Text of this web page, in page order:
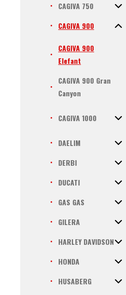
CAGIVA 750
CAGIVA 900
CAGIVA 900
Elefant
CAGIVA 900 Gran
Canyon
CAGIVA 1000
DAELIM
DERBI
DUCATI
GAS GAS
GILERA
HARLEY DAVIDSON
HONDA
HUSABERG